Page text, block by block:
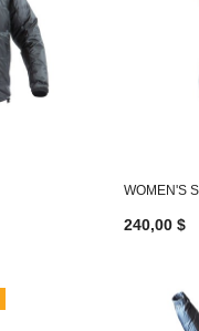
WOMEN'S
240,00 $